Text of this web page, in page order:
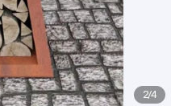
2/4